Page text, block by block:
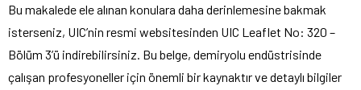
Bu makalede ele alınan konulara daha derinlemesine bakmak
isterseniz, UIC’nin resmi websitesinden UIC Leaflet No: 320 –
Bölüm 3’ü indirebilirsiniz. Bu belge, demiryolu endüstrisinde
çalışan profesyoneller için önemli bir kaynaktır ve detaylı bilgiler